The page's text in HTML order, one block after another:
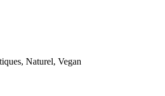
Naturel, Vegan